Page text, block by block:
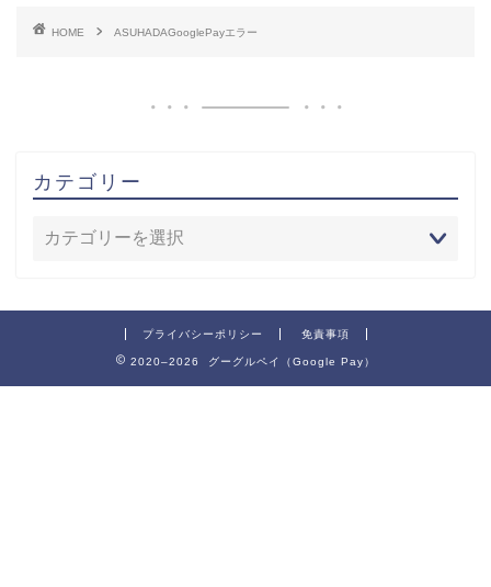
HOME ASUHADAGooglePayエラー
カテゴリー
プライバシーポリシー 免責事項
2020–2026 グーグルペイ（Google Pay）